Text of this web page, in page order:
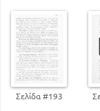
Σελίδα #193